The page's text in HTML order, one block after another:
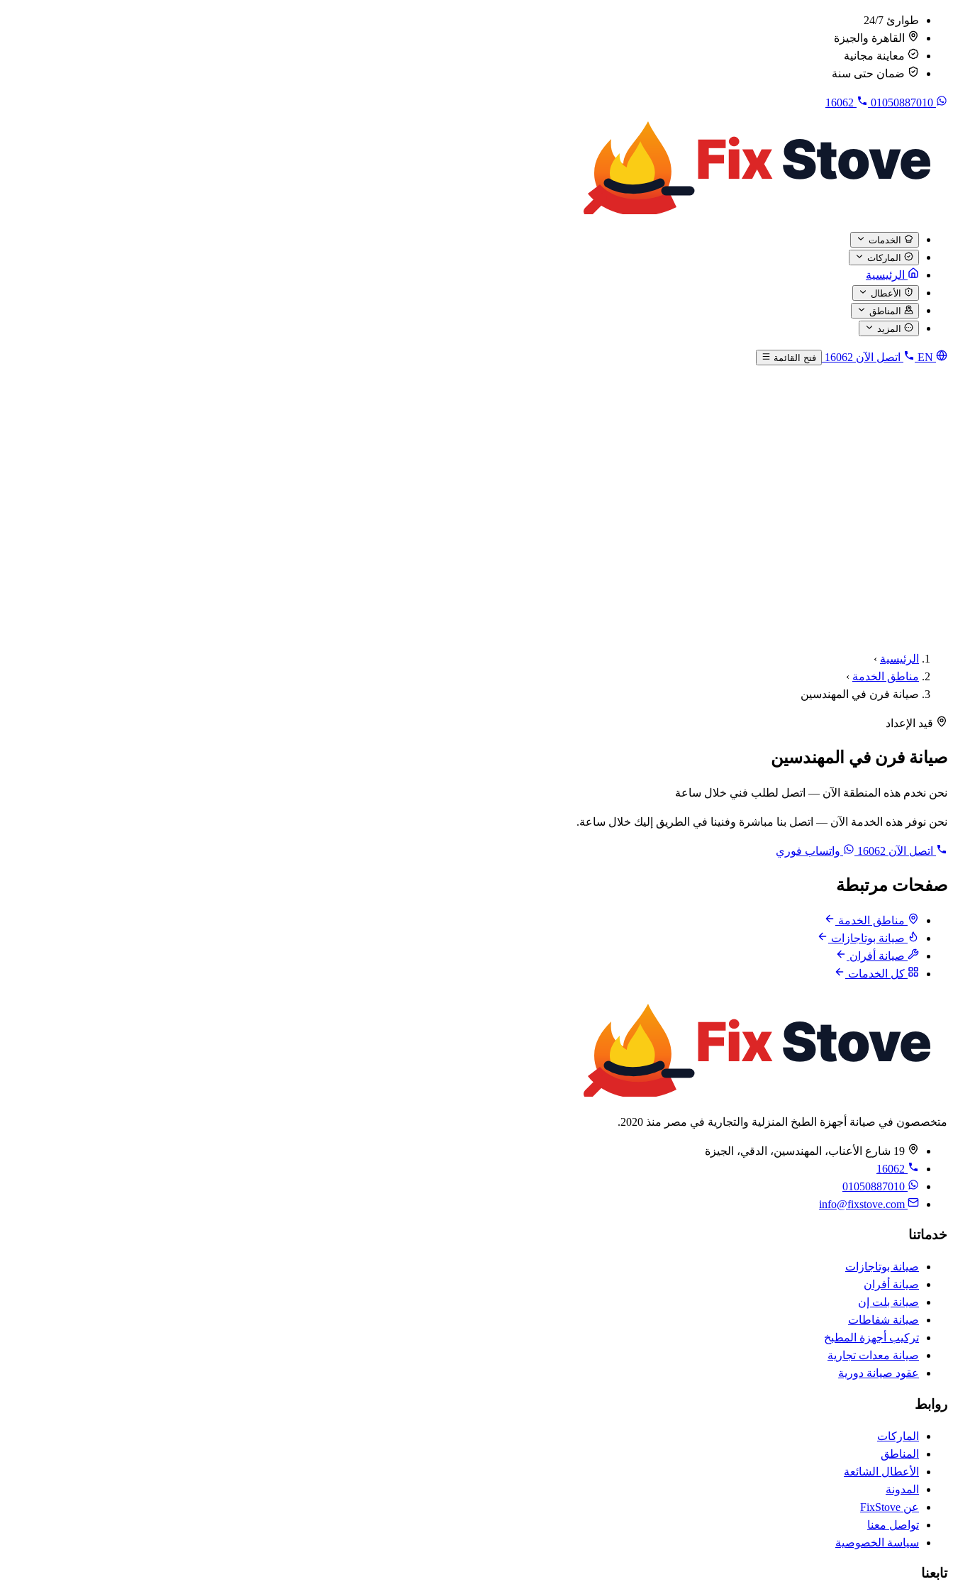
طوارئ 24/7
القاهرة والجيزة
معاينة مجانية
ضمان حتى سنة
01050887010
16062
الخدمات
الماركات
الرئيسية
الأعطال
المناطق
المزيد
EN اتصل الآن 16062 فتح القائمة
الرئيسية ›
مناطق الخدمة ›
صيانة فرن في المهندسين
قيد الإعداد
صيانة فرن في المهندسين
نحن نخدم هذه المنطقة الآن — اتصل لطلب فني خلال ساعة
نحن نوفر هذه الخدمة الآن — اتصل بنا مباشرة وفنينا في الطريق إليك خلال ساعة.
اتصل الآن 16062 واتساب فوري
صفحات مرتبطة
مناطق الخدمة
صيانة بوتاجازات
صيانة أفران
كل الخدمات
متخصصون في صيانة أجهزة الطبخ المنزلية والتجارية في مصر منذ 2020.
19 شارع الأعناب، المهندسين، الدقي، الجيزة
16062
01050887010
info@fixstove.com
خدماتنا
صيانة بوتاجازات
صيانة أفران
صيانة بلت إن
صيانة شفاطات
تركيب أجهزة المطبخ
صيانة معدات تجارية
عقود صيانة دورية
روابط
الماركات
المناطق
الأعطال الشائعة
المدونة
عن FixStove
تواصل معنا
سياسة الخصوصية
تابعنا